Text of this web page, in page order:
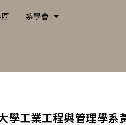
系學會
學工業工程與管理學系